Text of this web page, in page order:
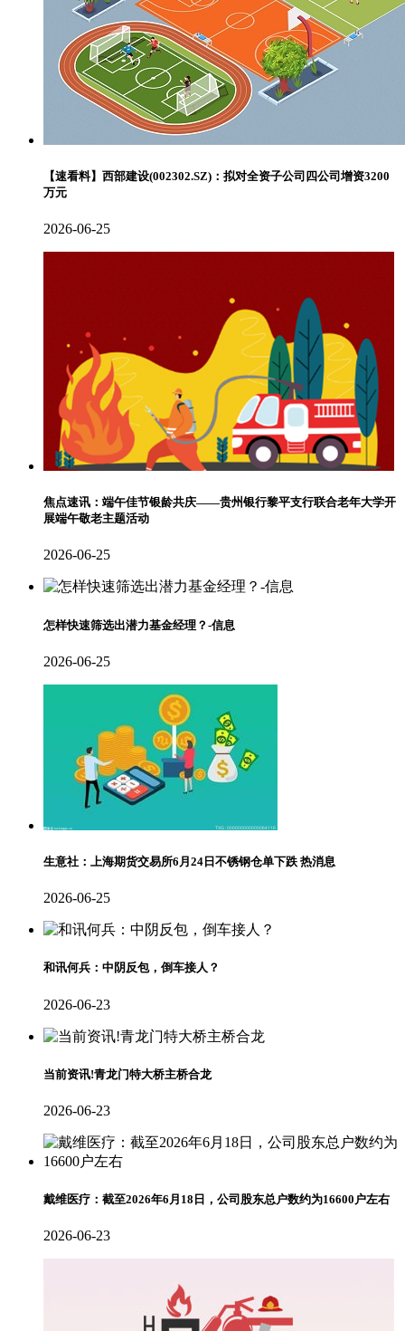
【速看料】西部建设(002302.SZ)：拟对全资子公司四公司增资3200
万元
2026-06-25
焦点速讯：端午佳节银龄共庆——贵州银行黎平支行联合老年大学开
展端午敬老主题活动
2026-06-25
怎样快速筛选出潜力基金经理？-信息
2026-06-25
生意社：上海期货交易所6月24日不锈钢仓单下跌 热消息
2026-06-25
和讯何兵：中阴反包，倒车接人？
2026-06-23
当前资讯!青龙门特大桥主桥合龙
2026-06-23
戴维医疗：截至2026年6月18日，公司股东总户数约为16600户左右
2026-06-23